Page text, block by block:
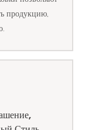
продукцию,